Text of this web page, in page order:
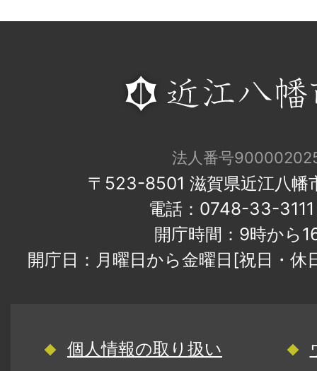
法人番号
〒523-8501 滋賀県近江八幡
電話：0748-33-
開庁時間：9時から
開庁日：月曜日から金曜日[祝日・
個人情報の取り扱い